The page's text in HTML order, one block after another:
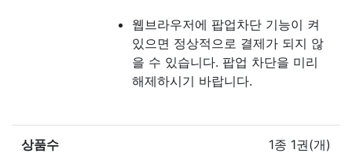
웹브라우저에 팝업차단 기능이 켜
있으면 정상적으로 결제가 되지 않
을 수 있습니다. 팝업 차단을 미리
해제하시기 바랍니다.
상품수 1종 1권(개)